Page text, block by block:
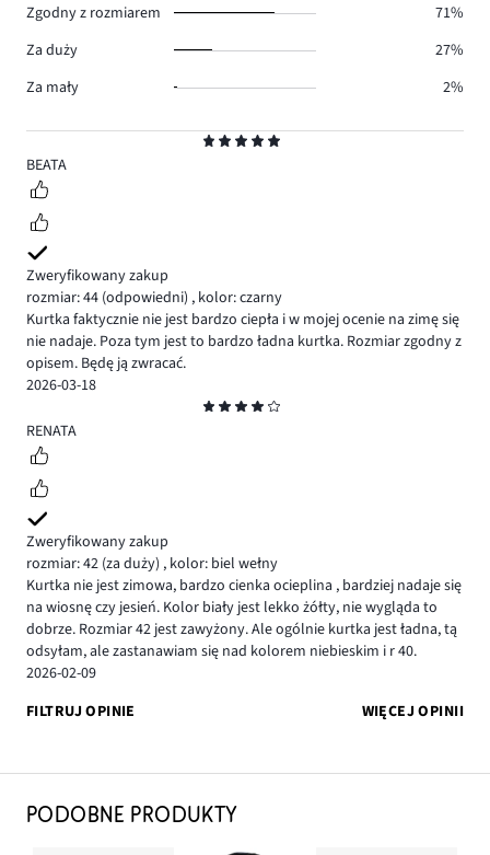
5
BEATA
Zweryfikowany zakup
rozmiar: 44 (odpowiedni) , kolor: czarny
Kurtka faktycznie nie jest bardzo ciepła i w mojej ocenie na zimę się
nie nadaje. Poza tym jest to bardzo ładna kurtka. Rozmiar zgodny z
opisem. Będę ją zwracać.
2026-03-18
4
RENATA
Zweryfikowany zakup
rozmiar: 42 (za duży) , kolor: biel wełny
Kurtka nie jest zimowa, bardzo cienka ocieplina , bardziej nadaje się
na wiosnę czy jesień. Kolor biały jest lekko żółty, nie wygląda to
dobrze. Rozmiar 42 jest zawyżony. Ale ogólnie kurtka jest ładna, tą
odsyłam, ale zastanawiam się nad kolorem niebieskim i r 40.
2026-02-09
FILTRUJ OPINIE
WIĘCEJ OPINII
Zgodny z rozmiarem
71%
Za duży
27%
Za mały
2%
PODOBNE PRODUKTY